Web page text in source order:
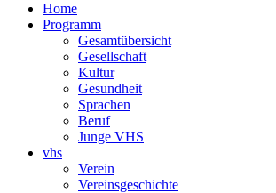
Home
Programm
Gesamtübersicht
Gesellschaft
Kultur
Gesundheit
Sprachen
Beruf
Junge VHS
vhs
Verein
Vereinsgeschichte